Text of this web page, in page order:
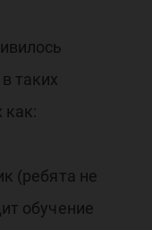
таких
как:
(ребята не
обучение